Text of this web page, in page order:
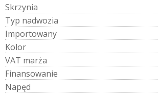
Skrzynia
Typ nadwozia
Importowany
Kolor
VAT marża
Finansowanie
Napęd